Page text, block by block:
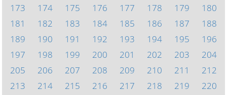
173
174 175 176 177 178 179
180
181
182 183 184 185 186 187
188
189
190 191 192 193 194 195
196
197
198 199 200 201 202 203
204
205
206 207 208 209 210 211
212
213
214 215 216 217 218 219
220